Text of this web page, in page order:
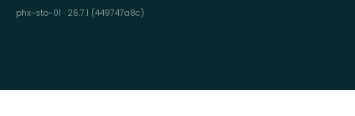
phx-sto-01 · 26.7.1 (449747a8c)